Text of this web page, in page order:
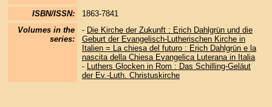
ISBN/ISSN:
1863-7841
Volumes in the
series:
- Die Kirche der Zukunft : Erich Dahlgrün und die
Geburt der Evangelisch-Lutherischen Kirche in
Italien = La chiesa del futuro : Erich Dahlgrün e la
nascita della Chiesa Evangelica Luterana in Italia
- Luthers Glocken in Rom : Das Schilling-Geläut
der Ev.-Luth. Christuskirche